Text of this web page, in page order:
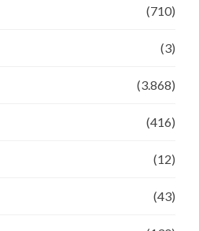
(710)
(3)
(3.868)
(416)
(12)
(43)